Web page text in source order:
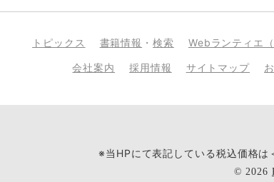
トピックス 書籍情報 ・検索 Webランティエ
会社案内 採用情報 サイトマップ
※当HPにて表記している税込価格は
© 2026